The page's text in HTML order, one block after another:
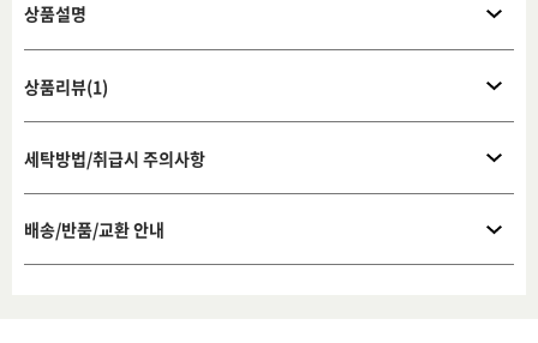
상품설명
상품리뷰(1)
세탁방법/취급시 주의사항
배송/반품/교환 안내